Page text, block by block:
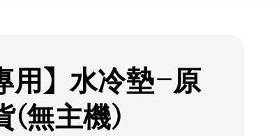
用】水冷墊-原
(無主機)